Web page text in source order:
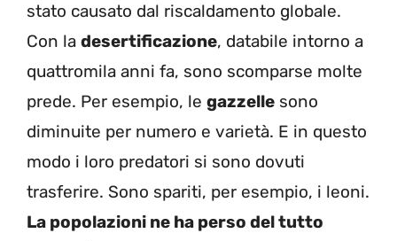
stato causato dal riscaldamento globale.
Con la desertificazione, databile intorno a
quattromila anni fa, sono scomparse molte
prede. Per esempio, le gazzelle sono
diminuite per numero e varietà. E in questo
modo i loro predatori si sono dovuti
trasferire. Sono spariti, per esempio, i leoni.
La popolazioni ne ha perso del tutto